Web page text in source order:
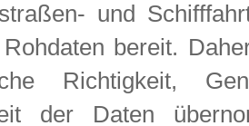
und
bereit.
Richtigkeit,
der Daten